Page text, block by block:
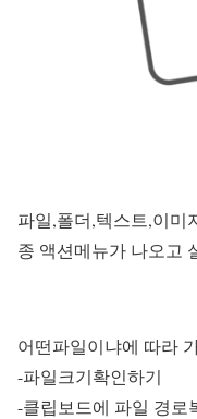
파일,폴더,텍스트,이미
종 액션메뉴가 나오고
어떤파일이냐에 따라
-파일크기확인하기
-클립보드에 파일 경로